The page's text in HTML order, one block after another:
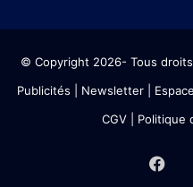
© Copyright 2026- Tous
Publicités
Newsletter|
CGV| Politique